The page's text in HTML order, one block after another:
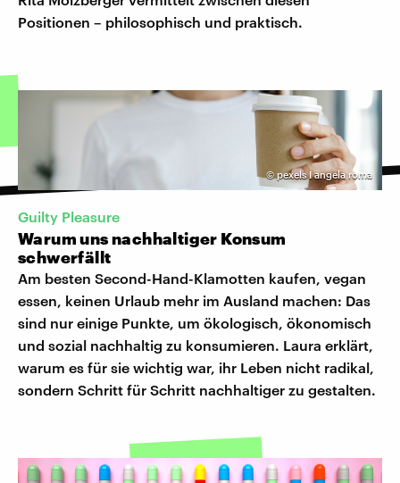
Positionen – philosophisch und praktisch.
© pexels I angela roma
Guilty Pleasure
Warum uns nachhaltiger Konsum
schwerfällt
Am besten Second-Hand-Klamotten kaufen, vegan
essen, keinen Urlaub mehr im Ausland machen: Das
sind nur einige Punkte, um ökologisch, ökonomisch
und sozial nachhaltig zu konsumieren. Laura erklärt,
warum es für sie wichtig war, ihr Leben nicht radikal,
sondern Schritt für Schritt nachhaltiger zu gestalten.